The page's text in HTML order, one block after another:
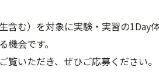
含む）を対象に実験・実習の1Day
機会です。
覧いただき、ぜひご応募ください。